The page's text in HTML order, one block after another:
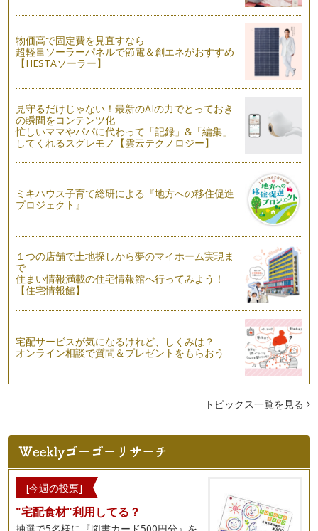
9月頃までが旬と言われている、今が旬のメロン！ 私は子ど
ものころから一番の大好物は？と言わ…
キッズクッキング☆真夏のおもてなし手まり寿司☆
の集まる機会が増えますよね。そんな…
キッズクッキング テーマは『七夕』☆
キングを開催しました。七…
【夏】ママのためのサビ落としレシピ♪
茄子に含まれている成分は、約94％が水分と言われていま
そろそろ夏野菜が旬を迎えます。
6月になると、夏野菜（初夏野菜）が旬を迎えます。どんな野
菜があるかというと・・・枝豆・トマ…
紫外線対策＆熱中症対策には、ビタミンCが効果的！
5月に入り、気温が急上昇する日が増え、暖かいを通り過ぎ、
キッズクッキング☆「こどもの日」Part2
こどもの日は、「こどもの人格を重んじ、こどもの幸福をはか
るとともに、母に感謝する」ことが趣…
ベジタブルカービングで食卓を華やかに☆
ベジタブルカービングとは、タイの伝統工芸。 小さなナイフ
一本で、作り上げていくその…
旬のうるいで美肌美人に！
物価高で固定費を見直すなら
超軽量ソーラーパネルで節電＆創エネがおすすめ
【HESTAソーラー】
見守るだけじゃない！最新のAIの力でとっておき
の瞬間をコンテンツ化
忙しいママやパパに代わって「記録」&「編集」
してくれるスグレモノ【雲云テクノロジー】
ミキハウス子育て総研による『地方への移住促進
プロジェクト』
１つの店舗で土地探しから夢のマイホーム実現ま
で
住まい情報満載の住宅情報館へ行ってみよう！
【住宅情報館】
宅配サービスが気になるけれど、しくみは？
オンライン相談で質問＆プレゼントをもらおう
トピックス一覧を見る
[今週の投票]
"宅配食材"利用してる？